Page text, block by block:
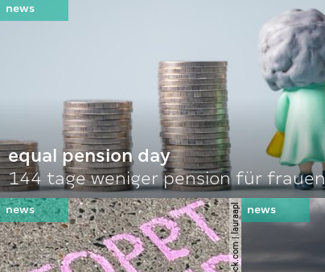
equal pension day
144 tage weniger pension für frauen